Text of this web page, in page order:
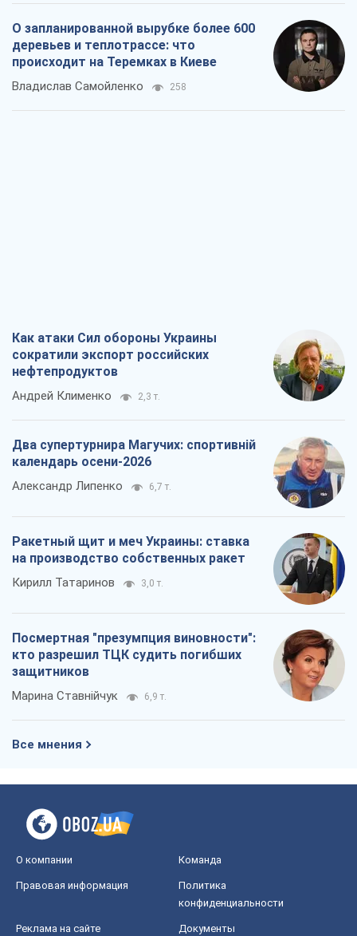
О запланированной вырубке более 600
деревьев и теплотрассе: что
происходит на Теремках в Киеве
Владислав Самойленко 258
Как атаки Сил обороны Украины
сократили экспорт российских
нефтепродуктов
Андрей Клименко 2,3 т.
Два супертурнира Магучих: спортивній
календарь осени-2026
Александр Липенко 6,7 т.
Ракетный щит и меч Украины: ставка
на производство собственных ракет
Кирилл Татаринов 3,0 т.
Посмертная "презумпция виновности":
кто разрешил ТЦК судить погибших
защитников
Марина Ставнійчук 6,9 т.
Все мнения
О компании Команда
Правовая информация
Политика
конфиденциальности
Реклама на сайте Документы